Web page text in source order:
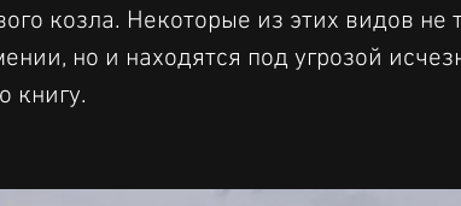
козла. Некоторые из этих видов не
но и находятся под угрозой
книгу.